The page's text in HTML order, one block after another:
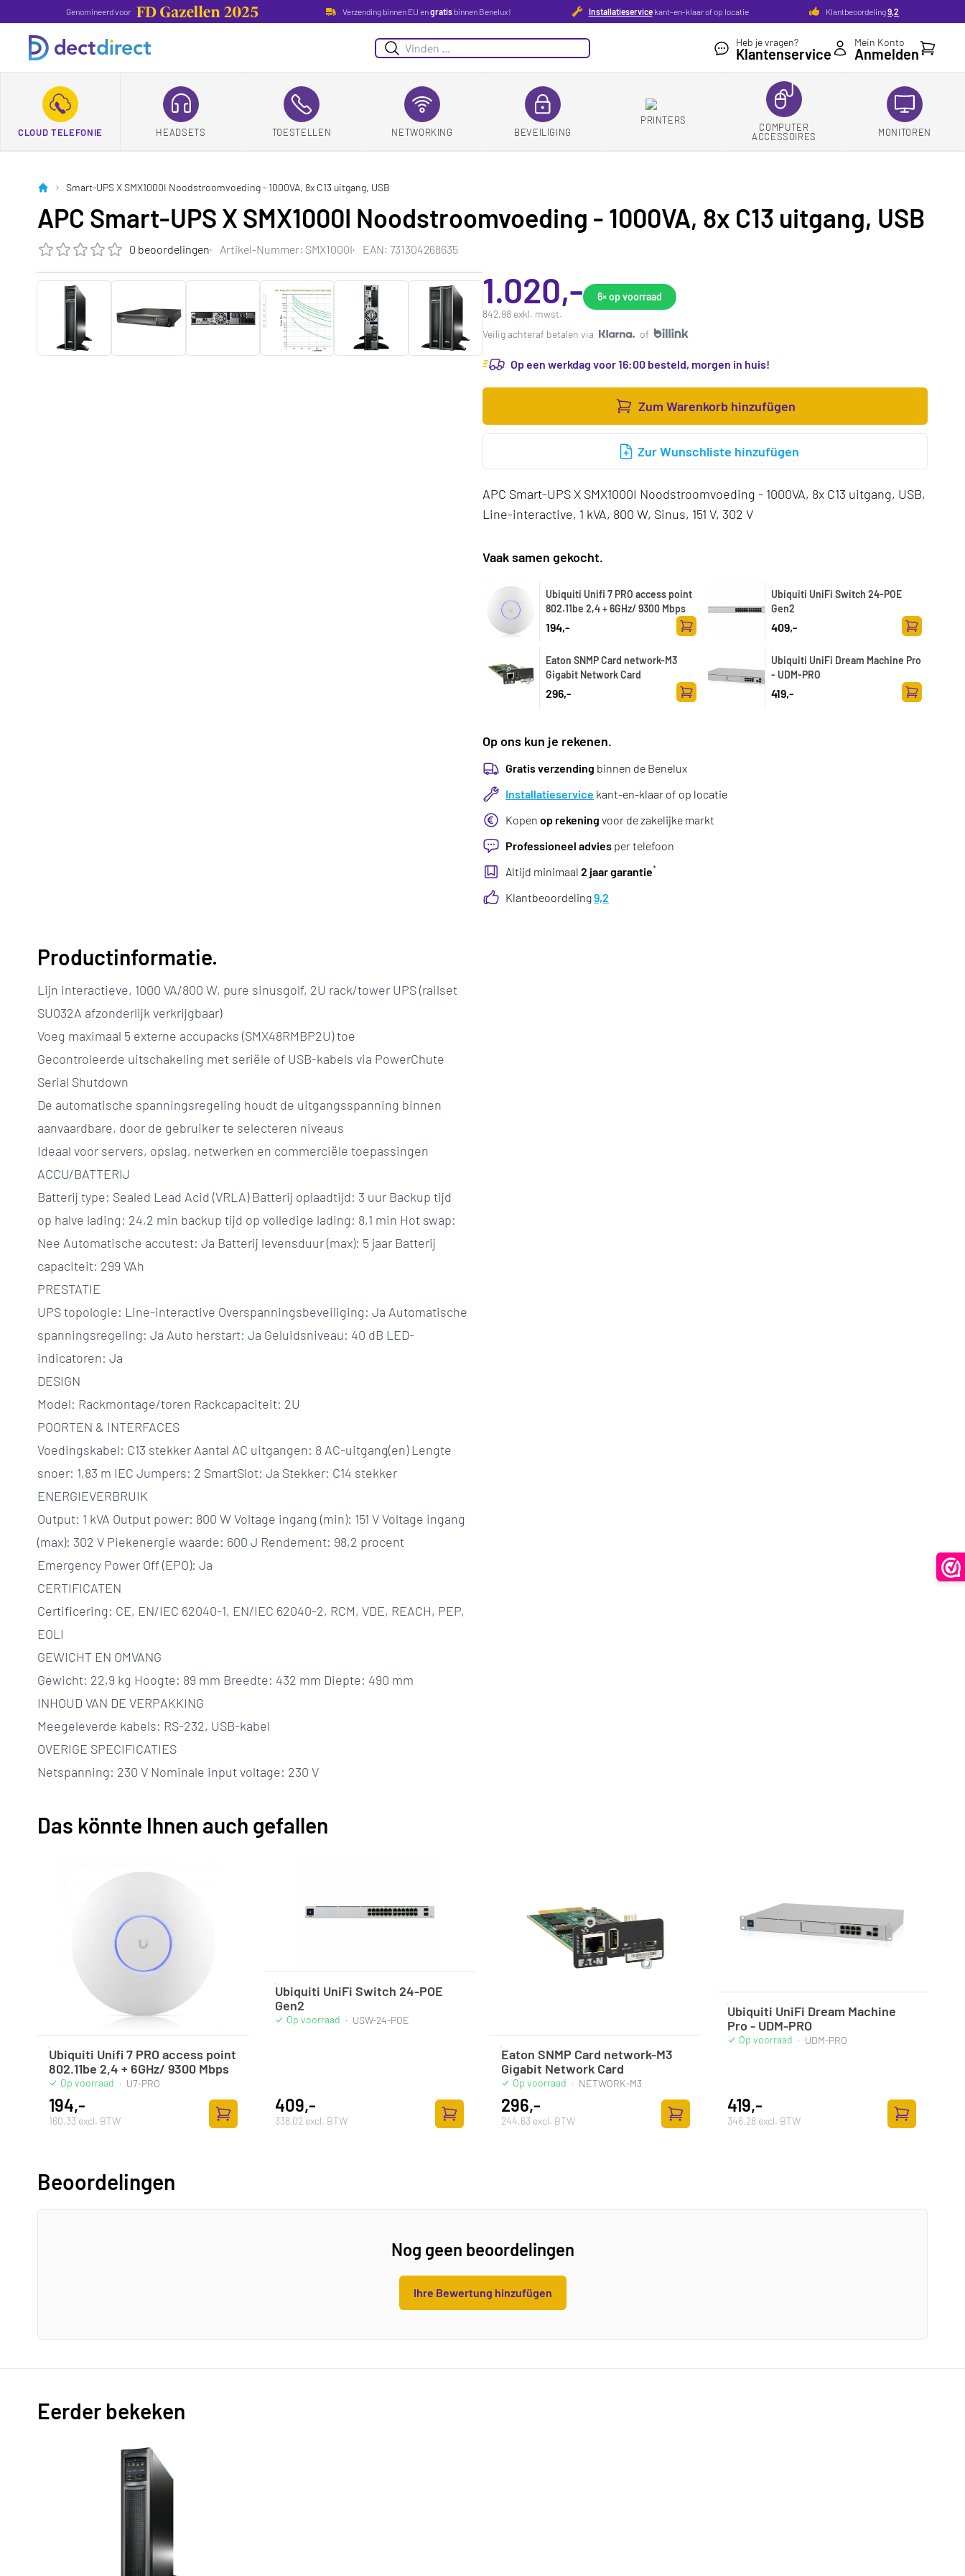
Genomineerd voor Verzending binnen EU engratisbinnen Benelux! Installatieservicekant-en-klaar of op locatie Klantbeoordeling9,2
Suchen
Heb je vragen?
Klantenservice
Mein Konto
AnmeldenIhr
CLOUD TELEFONIE HEADSETS TOESTELLEN NETWORKING BEVEILIGING
PRINTERS
COMPUTER
ACCESSOIRES
MONITOREN
Smart-UPS X SMX1000I Noodstroomvoeding - 1000VA, 8x C13 uitgang, USB
APC Smart-UPS X SMX1000I Noodstroomvoeding - 1000VA, 8x C13 uitgang, USB
Die Bewertung dieses Produkts ist0.0von 5
0 beoordelingen Artikel-Nummer: SMX1000I EAN: 731304268635
1.020,-
842,98 exkl. mwst.
6×op voorraad
Veilig achteraf betalen via of
Op een werkdag voor 16:00 besteld, morgen in huis!
Zum Warenkorb hinzufügen
Zur Wunschliste hinzufügen
APC Smart-UPS X SMX1000I Noodstroomvoeding - 1000VA, 8x C13 uitgang, USB,
Line-interactive, 1 kVA, 800 W, Sinus, 151 V, 302 V
Vaak samen gekocht.
Ubiquiti Unifi 7 PRO access point
802.11be 2,4 + 6GHz/ 9300 Mbps
194,-
Zum Warenkorb hinzufügen
Ubiquiti UniFi Switch 24-POE
Gen2
409,-
Zum
Eaton SNMP Card network-M3
Gigabit Network Card
296,-
Zum Warenkorb hinzufügen
Ubiquiti UniFi Dream Machine Pro
- UDM-PRO
419,-
Zum
Op ons kun je rekenen.
Gratis verzending binnen de Benelux
Installatieservice kant-en-klaar of op locatie
Kopen op rekening voor de zakelijke markt
Professioneel advies per telefoon
Altijd minimaal 2 jaar garantie*
Klantbeoordeling9,2
Productinformatie.
Lijn interactieve, 1000 VA/800 W, pure sinusgolf, 2U rack/tower UPS (railset
SU032A afzonderlijk verkrijgbaar)
Voeg maximaal 5 externe accupacks (SMX48RMBP2U) toe
Gecontroleerde uitschakeling met seriële of USB-kabels via PowerChute
Serial Shutdown
De automatische spanningsregeling houdt de uitgangsspanning binnen
aanvaardbare, door de gebruiker te selecteren niveaus
Ideaal voor servers, opslag, netwerken en commerciële toepassingen
ACCU/BATTERIJ
Batterij type: Sealed Lead Acid (VRLA) Batterij oplaadtijd: 3 uur Backup tijd
op halve lading: 24,2 min backup tijd op volledige lading: 8,1 min Hot swap:
Nee Automatische accutest: Ja Batterij levensduur (max): 5 jaar Batterij
capaciteit: 299 VAh
PRESTATIE
UPS topologie: Line-interactive Overspanningsbeveiliging: Ja Automatische
spanningsregeling: Ja Auto herstart: Ja Geluidsniveau: 40 dB LED-
indicatoren: Ja
DESIGN
Model: Rackmontage/toren Rackcapaciteit: 2U
POORTEN & INTERFACES
Voedingskabel: C13 stekker Aantal AC uitgangen: 8 AC-uitgang(en) Lengte
snoer: 1,83 m IEC Jumpers: 2 SmartSlot: Ja Stekker: C14 stekker
ENERGIEVERBRUIK
Output: 1 kVA Output power: 800 W Voltage ingang (min): 151 V Voltage ingang
(max): 302 V Piekenergie waarde: 600 J Rendement: 98,2 procent
Emergency Power Off (EPO): Ja
CERTIFICATEN
Certificering: CE, EN/IEC 62040-1, EN/IEC 62040-2, RCM, VDE, REACH, PEP,
EOLI
GEWICHT EN OMVANG
Gewicht: 22,9 kg Hoogte: 89 mm Breedte: 432 mm Diepte: 490 mm
INHOUD VAN DE VERPAKKING
Meegeleverde kabels: RS-232, USB-kabel
OVERIGE SPECIFICATIES
Netspanning: 230 V Nominale input voltage: 230 V
Das könnte Ihnen auch gefallen
Ubiquiti Unifi 7 PRO access point
802.11be 2,4 + 6GHz/ 9300 Mbps
Op voorraad · U7-PRO
194,-
160,33 excl. BTW
Zum Warenkorb hinzufügen
Ubiquiti UniFi Switch 24-POE
Gen2
Op voorraad · USW-24-POE
409,-
338,02 excl. BTW
Zum Warenkorb hinzufügen
Eaton SNMP Card network-M3
Gigabit Network Card
Op voorraad · NETWORK-M3
296,-
244,63 excl. BTW
Zum Warenkorb hinzufügen
Ubiquiti UniFi Dream Machine
Pro - UDM-PRO
Op voorraad · UDM-PRO
419,-
346,28 excl. BTW
Zum
Beoordelingen
Nog geen beoordelingen
Ihre Bewertung hinzufügen
Eerder bekeken